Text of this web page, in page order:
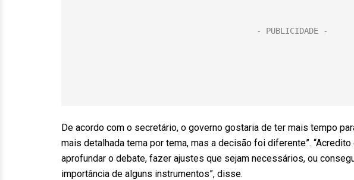
De acordo com o secretário, o governo gostaria de ter mais tempo
mais detalhada tema por tema, mas a decisão foi diferente”.
aprofundar o debate, fazer ajustes que sejam necessários, ou
importância de alguns instrumentos”, disse.